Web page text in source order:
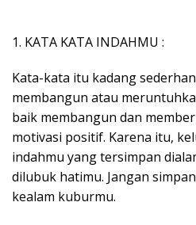
1. KATA KATA INDAHMU :
Kata-kata itu kadang
membangun atau
baik membangun dan
motivasi positif. Karena itu,
indahmu yang tersimpan
dilubuk hatimu. Jangan
kealam kuburmu.